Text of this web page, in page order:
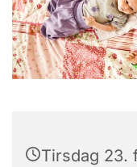
Tirsdag 23.